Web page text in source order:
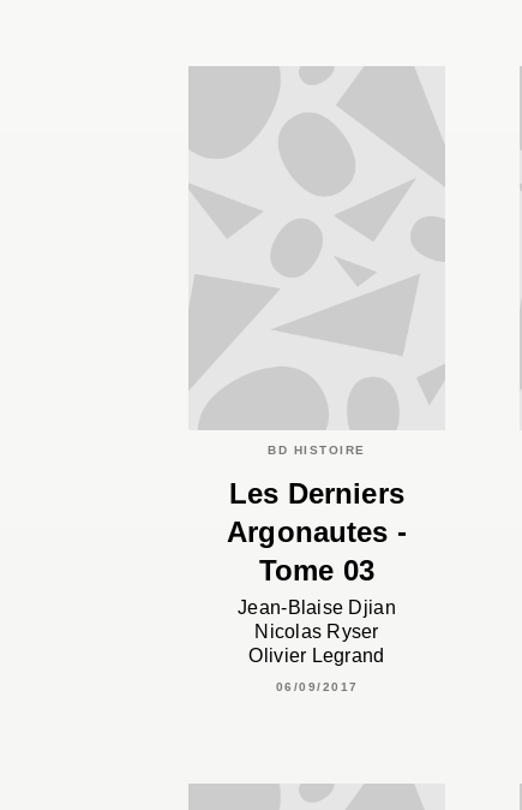
BD HISTOIRE
Les Derniers
Argonautes -
Tome 03
Jean-Blaise Djian
Nicolas Ryser
Olivier Legrand
06/09/2017